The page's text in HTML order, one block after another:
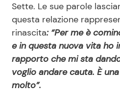
Sette. Le sue parole
questa relazione
rinascita: “Per me è
e in questa nuova vita ho
rapporto che mi sta
voglio andare cauta. È
molto”.